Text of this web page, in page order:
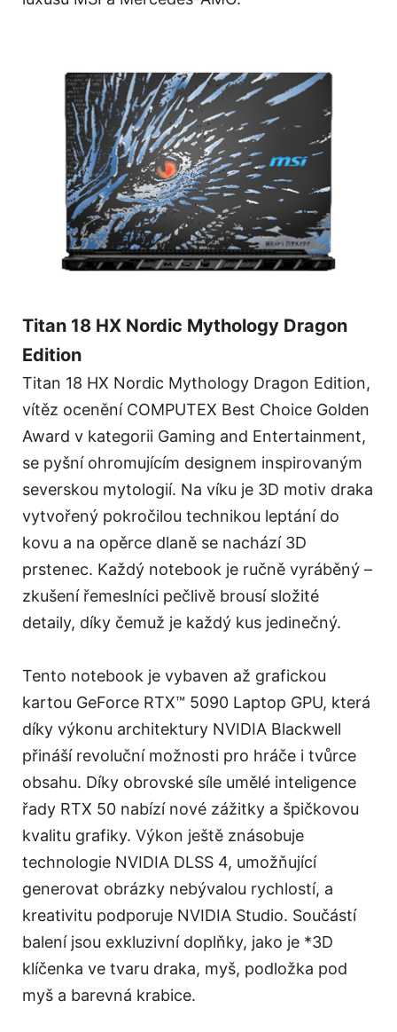
Titan 18 HX Nordic Mythology Dragon
Edition
Titan 18 HX Nordic Mythology Dragon Edition,
vítěz ocenění COMPUTEX Best Choice Golden
Award v kategorii Gaming and Entertainment,
se pyšní ohromujícím designem inspirovaným
severskou mytologií. Na víku je 3D motiv draka
vytvořený pokročilou technikou leptání do
kovu a na opěrce dlaně se nachází 3D
prstenec. Každý notebook je ručně vyráběný –
zkušení řemeslníci pečlivě brousí složité
detaily, díky čemuž je každý kus jedinečný.
Tento notebook je vybaven až grafickou
kartou GeForce RTX™ 5090 Laptop GPU, která
díky výkonu architektury NVIDIA Blackwell
přináší revoluční možnosti pro hráče i tvůrce
obsahu. Díky obrovské síle umělé inteligence
řady RTX 50 nabízí nové zážitky a špičkovou
kvalitu grafiky. Výkon ještě znásobuje
technologie NVIDIA DLSS 4, umožňující
generovat obrázky nebývalou rychlostí, a
kreativitu podporuje NVIDIA Studio. Součástí
balení jsou exkluzivní doplňky, jako je *3D
klíčenka ve tvaru draka, myš, podložka pod
myš a barevná krabice.